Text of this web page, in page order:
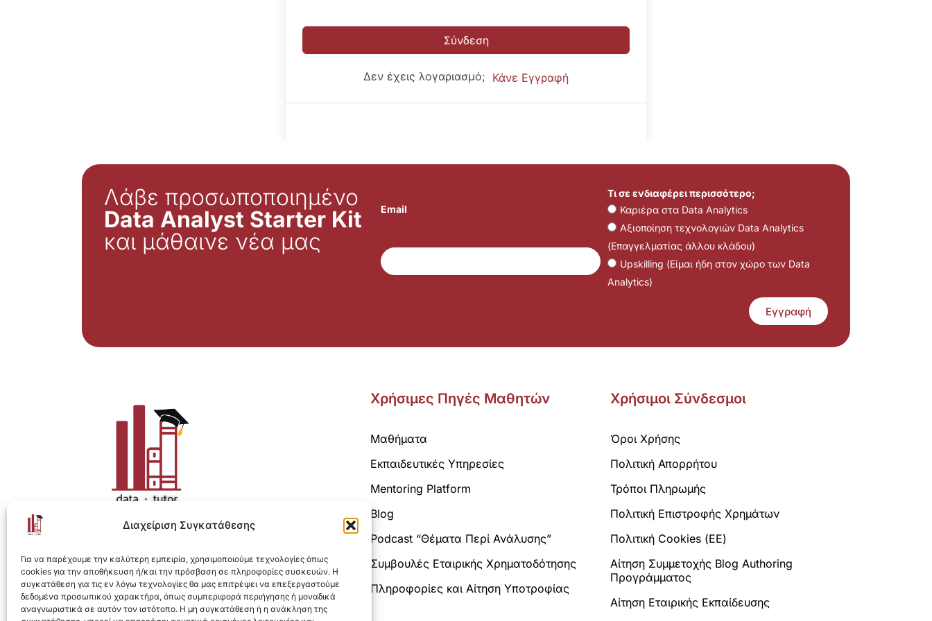
Διαχείριση Συγκατάθεσης
Για να παρέχουμε την καλύτερη εμπειρία, χρησιμοποιούμε τεχνολογίες όπως
cookies για την αποθήκευση ή/και την πρόσβαση σε πληροφορίες συσκευών. Η
συγκατάθεση για τις εν λόγω τεχνολογίες θα μας επιτρέψει να επεξεργαστούμε
δεδομένα προσωπικού χαρακτήρα, όπως συμπεριφορά περιήγησης ή μοναδικά
αναγνωριστικά σε αυτόν τον ιστότοπο. Η μη συγκατάθεση ή η ανάκληση της
Σύνδεση
Δεν έχεις λογαριασμό; Κάνε Εγγραφή
Λάβε προσωποποιημένο
Data Analyst Starter Kit
και μάθαινε νέα μας
Email
Τι σε ενδιαφέρει περισσότερο;
Καριέρα στα Data Analytics
Αξιοποίηση τεχνολογιών Data Analytics
(Επαγγελματίας άλλου κλάδου)
Upskilling (Είμαι ήδη στον χώρο των Data
Analytics)
Εγγραφή
Η ολοκληρωμένη e-learning λύση για Data Analytics.
Χρήσιμες Πηγές Μαθητών
Μαθήματα
Εκπαιδευτικές Υπηρεσίες
Mentoring Platform
Blog
Podcast “Θέματα Περί Ανάλυσης”
Συμβουλές Εταιρικής Χρηματοδότησης
Πληροφορίες και Αίτηση Υποτροφίας
Χρήσιμοι Σύνδεσμοι
Όροι Χρήσης
Πολιτική Απορρήτου
Τρόποι Πληρωμής
Πολιτική Επιστροφής Χρημάτων
Πολιτική Cookies (ΕΕ)
Αίτηση Συμμετοχής Blog Authoring
Προγράμματος
Αίτηση Εταιρικής Εκπαίδευσης